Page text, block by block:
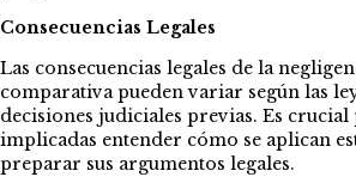
Consecuencias Legales
Las consecuencias legales de la
comparativa pueden variar según las
decisiones judiciales previas. Es crucial
implicadas entender cómo se aplican
preparar sus argumentos legales.